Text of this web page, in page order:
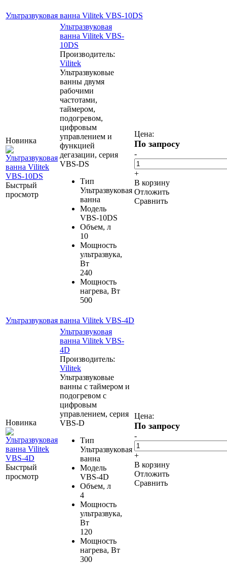
Ультразвуковая ванна Vilitek VBS-10DS
Новинка
Быстрый
просмотр
Ультразвуковая
ванна Vilitek VBS-
10DS
Производитель:
Vilitek
Ультразвуковые
ванны двумя
рабочими
частотами,
таймером,
подогревом,
цифровым
управлением и
функцией
дегазации, серия
VBS-DS
Тип
Ультразвуковая
ванна
Модель
VBS-10DS
Объем, л
10
Мощность
ультразвука,
Вт
240
Мощность
нагрева, Вт
500
Цена:
По запросу
-
+
В корзину
Отложить
Сравнить
Ультразвуковая ванна Vilitek VBS-4D
Новинка
Быстрый
просмотр
Ультразвуковая
ванна Vilitek VBS-
4D
Производитель:
Vilitek
Ультразвуковые
ванны с таймером и
подогревом с
цифровым
управлением, серия
VBS-D
Тип
Ультразвуковая
ванна
Модель
VBS-4D
Объем, л
4
Мощность
ультразвука,
Вт
120
Мощность
нагрева, Вт
300
Цена:
По запросу
-
+
В корзину
Отложить
Сравнить